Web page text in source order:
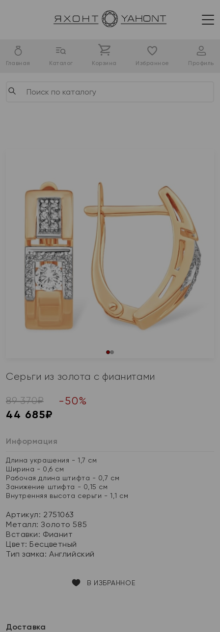
Главная Каталог Корзина Избранное Профиль
Серьги из золота с фианитами
89 370₽ -50%
44 685₽
Информация
Длина украшения - 1,7 см
Ширина - 0,6 см
Рабочая длина штифта - 0,7 см
Занижение штифта - 0,15 см
Внутренняя высота серьги - 1,1 см
Артикул: 2751063
Металл:Золото 585
Вставки: Фианит
Цвет: Бесцветный
Тип замка:Английский
В ИЗБРАННОЕ
Доставка